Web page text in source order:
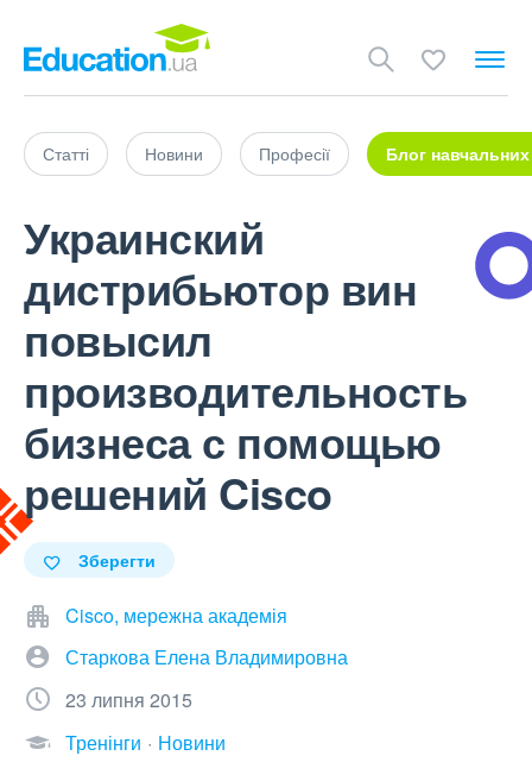
Статті Новини Професії Блог навчальних
Украинский
дистрибьютор вин
повысил
производительность
бизнеса с помощью
решений Cisco
Зберегти
Cisco, мережна академія
Старкова Елена Владимировна
23 липня 2015
Тренінги
Новини